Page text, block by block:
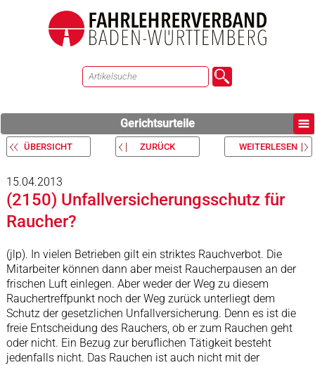
Gerichtsurteile
ÜBERSICHT ZURÜCK WEITERLESEN
15.04.2013
(2150) Unfallversicherungsschutz für
Raucher?
(jlp). In vielen Betrieben gilt ein striktes Rauchverbot. Die
Mitarbeiter können dann aber meist Raucherpausen an der
frischen Luft einlegen. Aber weder der Weg zu diesem
Rauchertreffpunkt noch der Weg zurück unterliegt dem
Schutz der gesetzlichen Unfallversicherung. Denn es ist die
freie Entscheidung des Rauchers, ob er zum Rauchen geht
oder nicht. Ein Bezug zur beruflichen Tätigkeit besteht
jedenfalls nicht. Das Rauchen ist auch nicht mit der